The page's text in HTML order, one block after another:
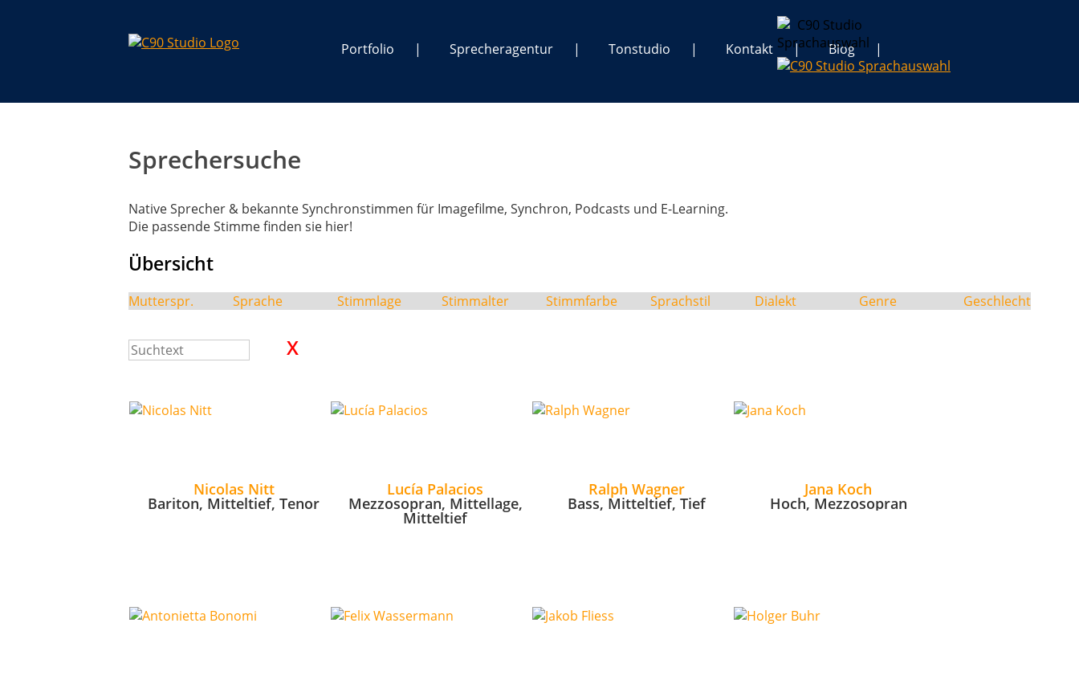
Portfolio Sprecheragentur Tonstudio Kontakt Blog
Sprechersuche
Native Sprecher & bekannte Synchronstimmen für Imagefilme, Synchron, Podcasts und E-Learning.
Die passende Stimme finden sie hier!
Übersicht
Nicolas Nitt
Bariton, Mitteltief, Tenor
Lucía Palacios
Mezzosopran, Mittellage,
Mitteltief
Ralph Wagner
Bass, Mitteltief, Tief
Jana Koch
Hoch, Mezzosopran